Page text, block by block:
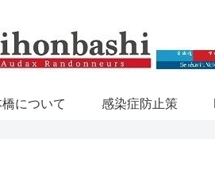
について 感染症防止策